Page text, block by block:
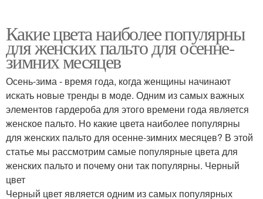
Какие цвета наиболее популярны
для женских пальто для осенне-
зимних месяцев
Осень-зима - время года, когда женщины начинают
искать новые тренды в моде. Одним из самых важных
элементов гардероба для этого времени года является
женское пальто. Но какие цвета наиболее популярны
для женских пальто для осенне-зимних месяцев? В этой
статье мы рассмотрим самые популярные цвета для
женских пальто и почему они так популярны. Черный
цвет
Черный цвет является одним из самых популярных